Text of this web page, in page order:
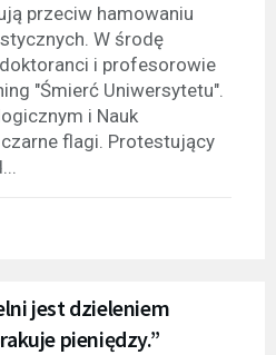
przeciw hamowaniu
W środę
i profesorowie
"Śmierć Uniwersytetu".
i Nauk
czarne flagi. Protestujący
jest dzieleniem
pieniędzy.”